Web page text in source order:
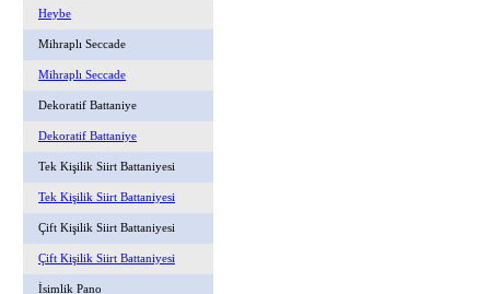
Heybe
Mihraplı Seccade
Mihraplı Seccade
Dekoratif Battaniye
Dekoratif Battaniye
Tek Kişilik Siirt Battaniyesi
Tek Kişilik Siirt Battaniyesi
Çift Kişilik Siirt Battaniyesi
Çift Kişilik Siirt Battaniyesi
İsimlik Pano